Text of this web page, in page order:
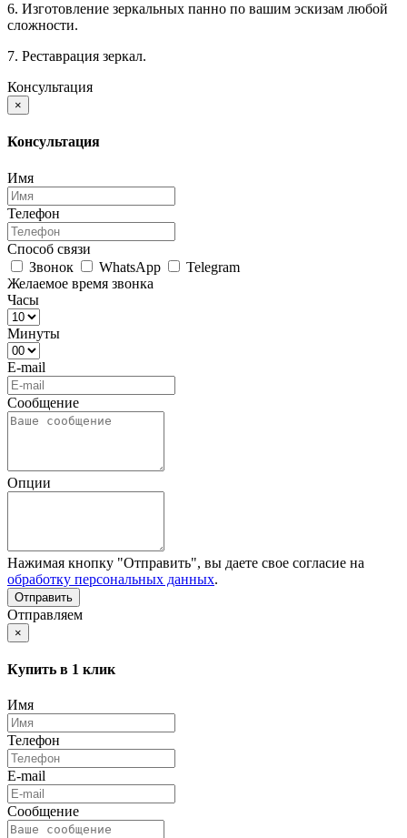
6. Изготовление зеркальных панно по вашим эскизам любой
сложности.
7. Реставрация зеркал.
Консультация
×
Консультация
Имя
Телефон
Способ связи
Звонок
WhatsApp
Telegram
Желаемое время звонка
Часы
Минуты
E-mail
Сообщение
Опции
Нажимая кнопку "Отправить", вы даете свое согласие на
обработку персональных данных.
Отправляем
×
Купить в 1 клик
Имя
Телефон
E-mail
Сообщение